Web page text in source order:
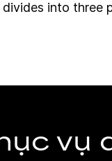
into three
vụ